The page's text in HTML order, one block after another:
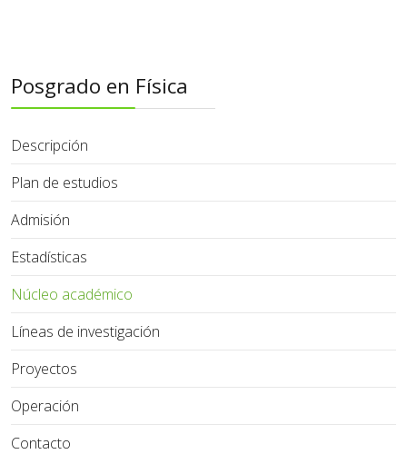
Posgrado en Física
Descripción
Plan de estudios
Admisión
Estadísticas
Núcleo académico
Líneas de investigación
Proyectos
Operación
Contacto